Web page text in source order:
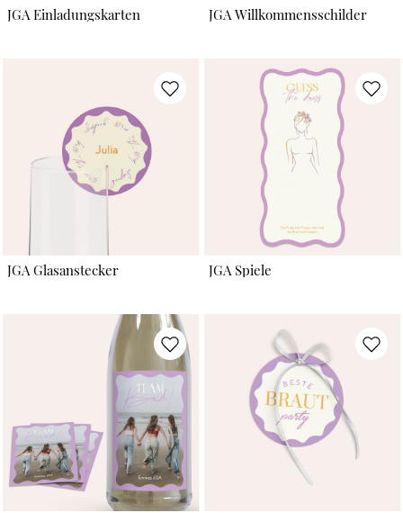
JGA Einladungskarten JGA Willkommensschilder
JGA Glasanstecker JGA Spiele